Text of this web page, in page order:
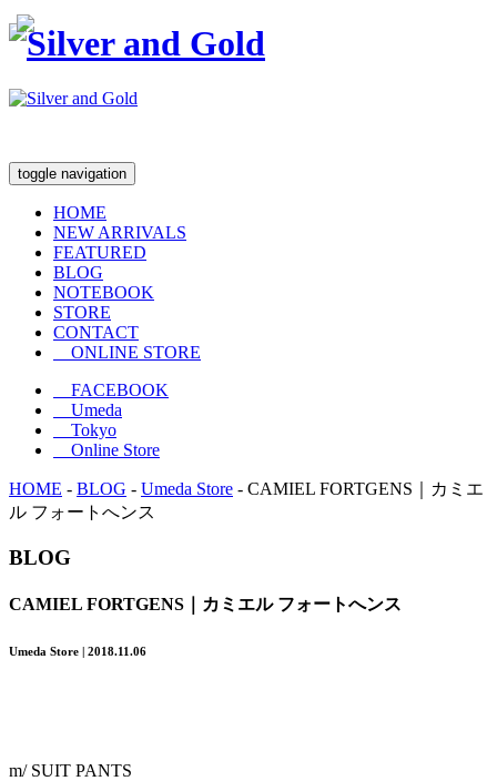
toggle navigation
HOME
NEW ARRIVALS
FEATURED
BLOG
NOTEBOOK
STORE
CONTACT
ONLINE STORE
FACEBOOK
Umeda
Tokyo
Online Store
HOME - BLOG - Umeda Store - CAMIEL FORTGENS｜カミエ
ル フォートへンス
BLOG
CAMIEL FORTGENS｜カミエル フォートへンス
Umeda Store | 2018.11.06
m/ SUIT PANTS